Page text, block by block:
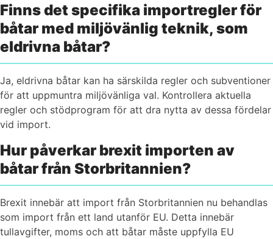
Finns det specifika importregler för
båtar med miljövänlig teknik, som
eldrivna båtar?
Ja, eldrivna båtar kan ha särskilda regler och subventioner
för att uppmuntra miljövänliga val. Kontrollera aktuella
regler och stödprogram för att dra nytta av dessa fördelar
vid import.
Hur påverkar brexit importen av
båtar från Storbritannien?
Brexit innebär att import från Storbritannien nu behandlas
som import från ett land utanför EU. Detta innebär
tullavgifter, moms och att båtar måste uppfylla EU